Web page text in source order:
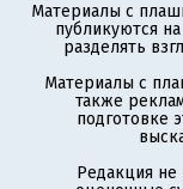
Материалы с
публикуются
разделять
Материалы с
также
подготовке
Редакция не